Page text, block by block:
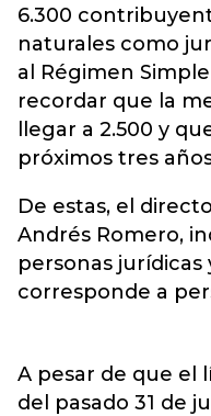
6.300
naturales como
al Régimen
recordar que la
llegar a 2.500 y
próximos tres
De estas, el
Andrés Romero,
personas jurídicas
corresponde a
A pesar de que el
del pasado 31 de